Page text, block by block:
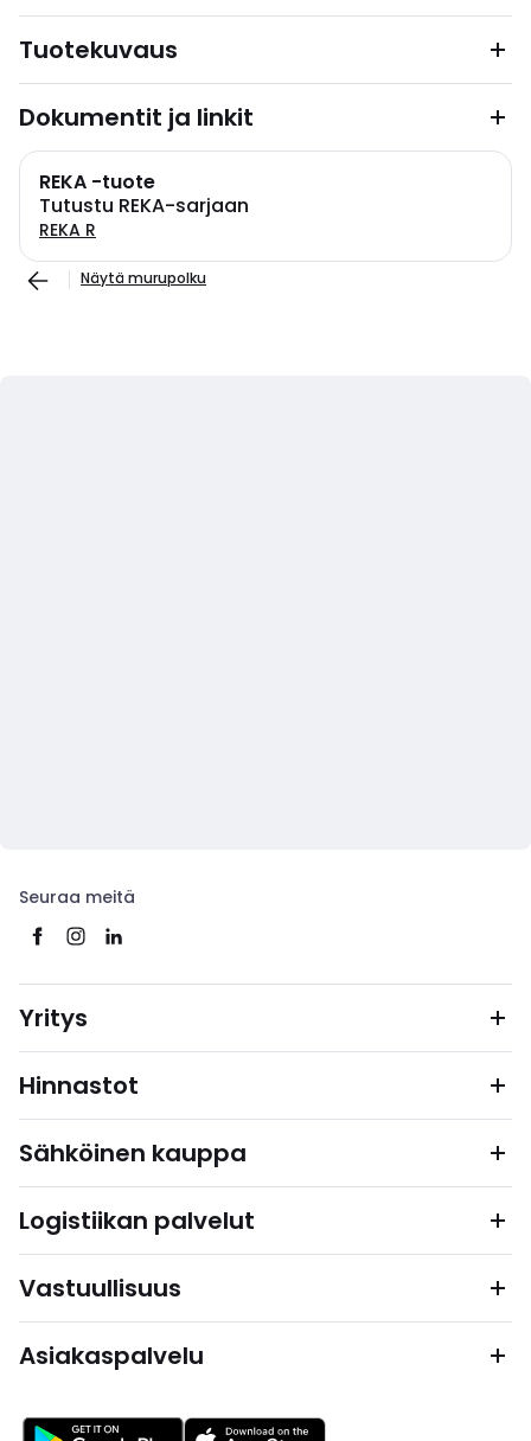
Tuotekuvaus
Dokumentit ja linkit
REKA -tuote
Tutustu REKA-sarjaan
REKA R
Näytä murupolku
Seuraa meitä
Yritys
Hinnastot
Sähköinen kauppa
Logistiikan palvelut
Vastuullisuus
Asiakaspalvelu